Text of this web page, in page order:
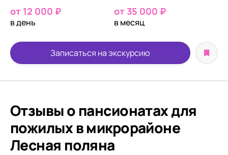
от 12 000 ₽
в день
от 35 000 ₽
в месяц
Записаться на экскурсию
Отзывы о пансионатах для
пожилых в микрорайоне
Лесная поляна